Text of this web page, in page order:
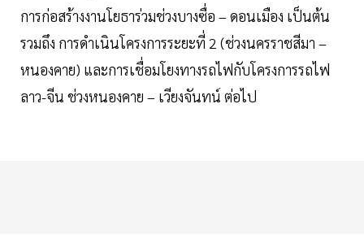
การก่อสร้างงานโยธาร่วมช่วงบางซื่อ – ดอนเมือง เป็นต้น
รวมถึง การดำเนินโครงการระยะที่ 2 (ช่วงนครราชสีมา –
หนองคาย) และการเชื่อมโยงทางรถไฟกับโครงการรถไฟ
ลาว-จีน ช่วงหนองคาย – เวียงจันทน์ ต่อไป